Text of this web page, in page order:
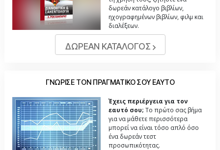
δωρεάν κατάλογο βιβλίων,
ηχογραφημένων βιβλίων, φιλμ και
διαλέξεων.
ΔΩΡΕΑΝ ΚΑΤΑΛΟΓΟΣ
ΓΝΩΡΙΣΕ ΤΟΝ ΠΡΑΓΜΑΤΙΚΟ ΣΟΥ ΕΑΥΤΟ
Έχεις περιέργεια για τον
εαυτό σου; Το πρώτο σας βήμα
για να μάθετε περισσότερα
μπορεί να είναι τόσο απλό όσο
ένα δωρεάν τεστ
προσωπικότητας.